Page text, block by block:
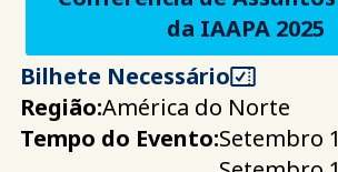
da IAAPA 2025
Bilhete Necessário
Região:América do Norte
Tempo do Evento:Setembro